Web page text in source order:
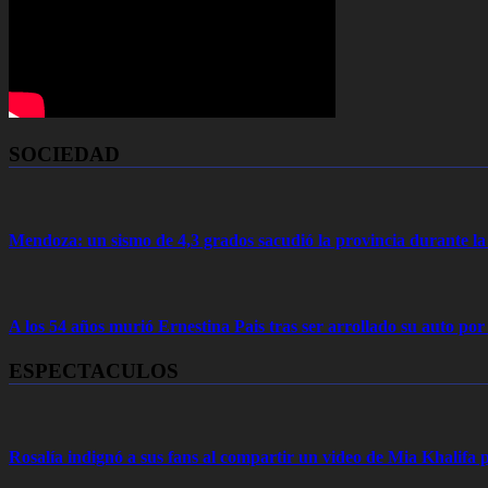
SOCIEDAD
Mendoza: un sismo de 4,3 grados sacudió la provincia durante
A los 54 años murió Ernestina Pais tras ser arrollado su auto
ESPECTACULOS
Rosalía indignó a sus fans al compartir un video de Mia Khalifa